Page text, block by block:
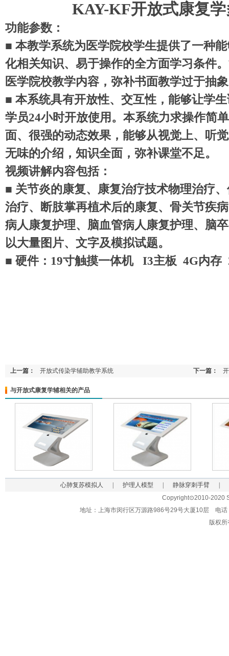
KAY-KF开放式康复
功能参数：
■ 本教学系统为医学院校学生提供了一种
化相关知识、易于操作的全方面学习条件
医学院校教学内容，弥补书面教学过于抽
■ 本系统具有开放性、交互性，能够让学
学员24小时开放使用。本系统力求操作简
面、很强的动态效果，能够从视觉上、听
无味的介绍，知识全面，弥补课堂不足。
视频讲解内容包括：
■ 关节炎的康复、康复治疗技术物理治疗
治疗、断肢掌再植术后的康复、骨关节疾
病人康复护理、脑血管病人康复护理、脑
以大量图片、文字及模拟试题。
■ 硬件：19寸触摸一体机 I3主板 4G内存
上一篇： 开放式传染学辅助教学系统 下一篇：
与开放式康复学辅相关的产品
心肺复苏模拟人 护理人模型 静脉穿刺手臂
Copyright⊙2010-2020
地址：上海市闵行区万源路986号29号大厦10层 电
版权